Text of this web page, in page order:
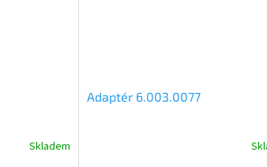
výhody při nákupu na e-shopu
Skladem
Adaptér 6.003.0077